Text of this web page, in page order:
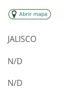
JALISCO
N/D
N/D